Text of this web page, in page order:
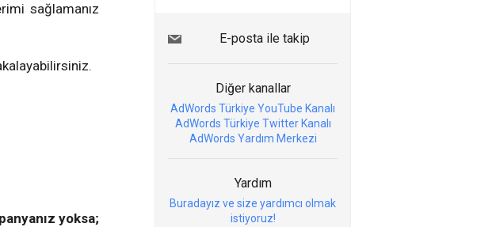
sağlamanız
yoksa;
E-posta ile takip
Diğer kanallar
AdWords Türkiye YouTube Kanalı
AdWords Türkiye Twitter Kanalı
AdWords Yardım Merkezi
Yardım
Buradayız ve size yardımcı olmak
istiyoruz!